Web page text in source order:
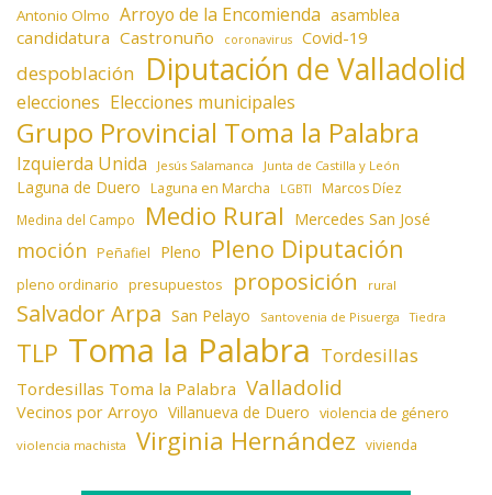
Antonio Olmo Arroyo de la Encomienda asamblea
candidatura Castronuño coronavirus Covid-19
despoblación Diputación de Valladolid
elecciones Elecciones municipales
Grupo Provincial Toma la Palabra
Izquierda Unida Jesús Salamanca Junta de Castilla y León
Laguna de Duero Laguna en Marcha LGBTI Marcos Díez
Medina del Campo Medio Rural Mercedes San José
moción Peñafiel Pleno Pleno Diputación
pleno ordinario presupuestos proposición rural
Salvador Arpa San Pelayo Santovenia de Pisuerga Tiedra
TLP Toma la Palabra Tordesillas
Tordesillas Toma la Palabra Valladolid
Vecinos por Arroyo Villanueva de Duero violencia de género
violencia machista Virginia Hernández vivienda